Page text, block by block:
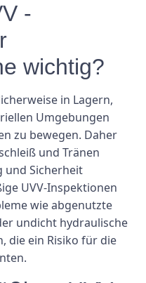
-
wichtig?
in Lagern,
Umgebungen
zu bewegen. Daher
und Tränen
und Sicherheit
UVV-Inspektionen
wie abgenutzte
undicht hydraulische
die ein Risiko für die